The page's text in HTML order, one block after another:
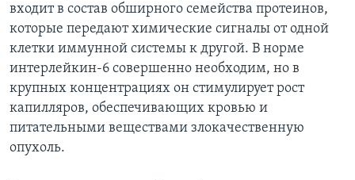
входит в состав обширного семейства протеинов,
которые передают химические сигналы от одной
клетки иммунной системы к другой. В норме
интерлейкин-6 совершенно необходим, но в
крупных концентрациях он стимулирует рост
капилляров, обеспечивающих кровью и
питательными веществами злокачественную
опухоль.